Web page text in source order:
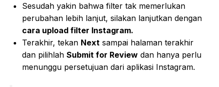
Sesudah yakin bahwa filter tak memerlukan
perubahan lebih lanjut, silakan lanjutkan dengan
cara upload filter Instagram.
Terakhir, tekan Next sampai halaman terakhir
dan pilihlah Submit for Review dan hanya perlu
menunggu persetujuan dari aplikasi Instagram.